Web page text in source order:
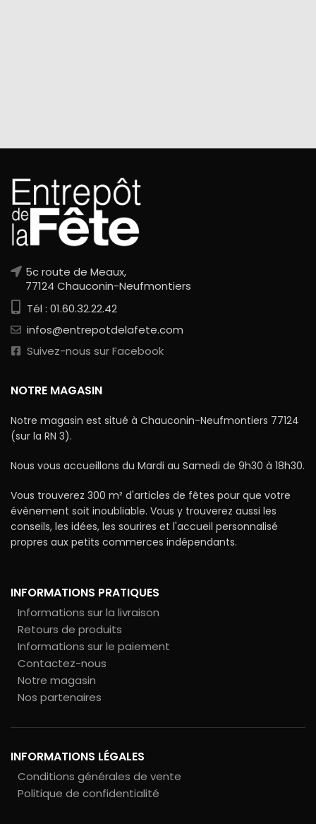
5c route de Meaux,
77124 Chauconin-Neufmontiers
Tél : 01.60.32.22.42
infos@entrepotdelafete.com
Suivez-nous sur Facebook
NOTRE MAGASIN
Notre magasin est situé à Chauconin-Neufmontiers 77124
(sur la RN 3).
Nous vous accueillons du Mardi au Samedi de 9h30 à 18h30.
Vous trouverez 300 m² d'articles de fêtes pour que votre
évènement soit inoubliable. Vous y trouverez aussi les
conseils, les idées, les sourires et l'accueil personnalisé
propres aux petits commerces indépendants.
INFORMATIONS PRATIQUES
Informations sur la livraison
Retours de produits
Informations sur le paiement
Contactez-nous
Notre magasin
Nos partenaires
INFORMATIONS LÉGALES
Conditions générales de vente
Politique de confidentialité